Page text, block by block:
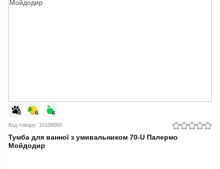
Код товару: 10109065
Тумба для ванної з умивальником 70-U Палермо
Мойдодир